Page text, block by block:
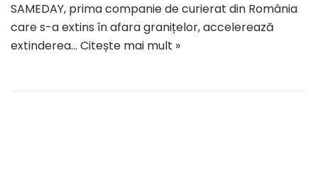
SAMEDAY, prima companie de curierat din România
care s-a extins în afara granițelor, accelerează
extinderea… Citește mai mult »